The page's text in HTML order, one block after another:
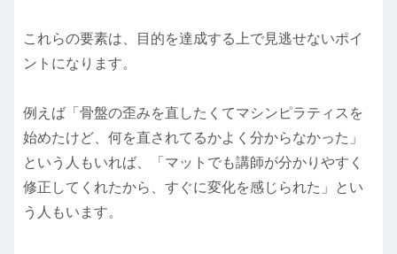
これらの要素は、目的を達成する上で見逃せないポイ
ントになります。
例えば「骨盤の歪みを直したくてマシンピラティスを
始めたけど、何を直されてるかよく分からなかった」
という人もいれば、「マットでも講師が分かりやすく
修正してくれたから、すぐに変化を感じられた」とい
う人もいます。